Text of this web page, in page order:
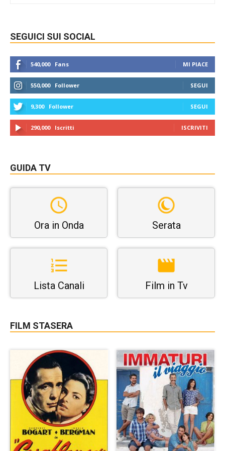
SEGUICI SUI SOCIAL
540,000 Fans MI PIACE
550,000 Follower SEGUI
9,300 Follower SEGUI
290,000 Iscritti ISCRIVITI
GUIDA TV
Ora in Onda Serata
Lista Canali Film in Tv
FILM STASERA